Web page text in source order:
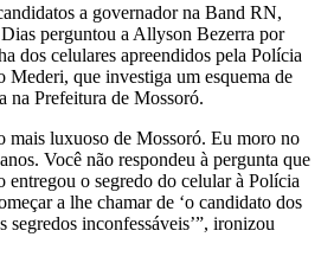
a governador na Band RN,
perguntou a Allyson Bezerra por
dos celulares apreendidos pela Polícia
Mederi, que investiga um esquema de
na Prefeitura de Mossoró.
mais luxuoso de Mossoró. Eu moro no
Você não respondeu à pergunta que
entregou o segredo do celular à Polícia
a lhe chamar de ‘o candidato dos
segredos inconfessáveis’”, ironizou